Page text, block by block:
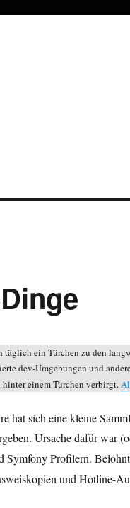
ein Türchen zu den
dev-Umgebungen und
hinter einem Türchen verbirgt.
hat sich eine kleine
Ursache dafür war
Symfony Profilern.
und Hotline-